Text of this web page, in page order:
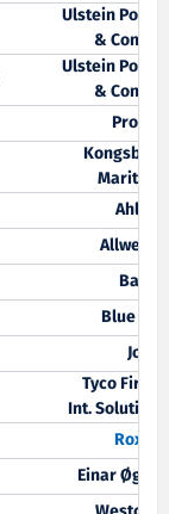
Ulstein Power
& Control
Ulstein Power
& Control
ProNav
Kongsberg
Maritime
Ahlsell
Allweiler
Banco
Blue Ctrl
Jotun
Tyco Fire &
Int. Solutions
Roxtec
Einar Øgrey